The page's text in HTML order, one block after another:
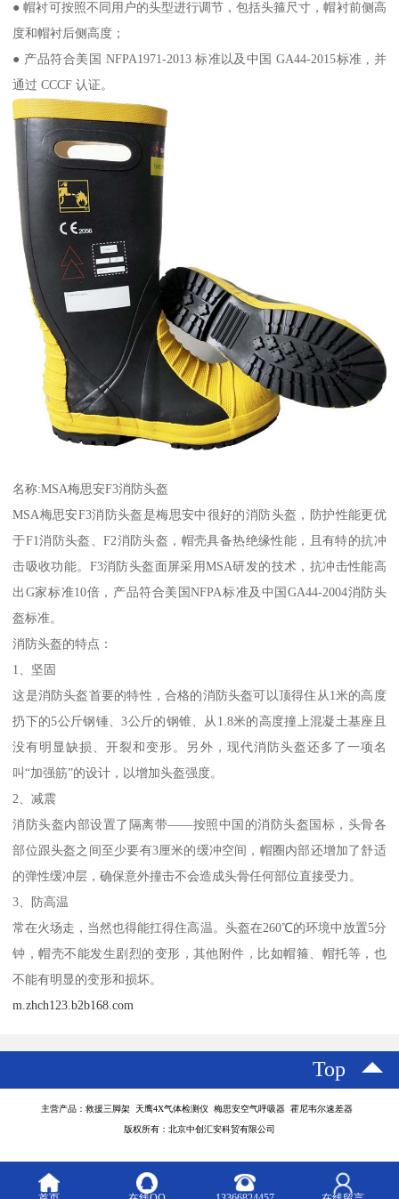
● 帽衬可按照不同用户的头型进行调节，包括头箍尺寸，帽衬前侧高
度和帽衬后侧高度；
● 产品符合美国 NFPA1971-2013 标准以及中国 GA44-2015标准 , 并
通过 CCCF 认证。
名称:MSA梅思安F3消防头盔
MSA梅思安F3消防头盔是梅思安中很好的消防头盔，防护性能更优
于F1消防头盔、F2消防头盔，帽壳具备热绝缘性能，且有特的抗冲
击吸收功能。F3消防头盔面屏采用MSA研发的技术，抗冲击性能高
出G家标准10倍，产品符合美国NFPA标准及中国GA44-2004消防头
盔标准。
消防头盔的特点：
1、坚固
这是消防头盔首要的特性，合格的消防头盔可以顶得住从1米的高度
扔下的5公斤钢锤、3公斤的钢锥、从1.8米的高度撞上混凝土基座且
没有明显缺损、开裂和变形。另外，现代消防头盔还多了一项名
叫“加强筋”的设计，以增加头盔强度。
2、减震
消防头盔内部设置了隔离带——按照中国的消防头盔国标，头骨各
部位跟头盔之间至少要有3厘米的缓冲空间，帽圈内部还增加了舒适
的弹性缓冲层，确保意外撞击不会造成头骨任何部位直接受力。
3、防高温
常在火场走，当然也得能扛得住高温。头盔在260℃的环境中放置5分
钟，帽壳不能发生剧烈的变形，其他附件，比如帽箍、帽托等，也
不能有明显的变形和损坏。
m.zhch123.b2b168.com
Top
主营产品：救援三脚架 天鹰4X气体检测仪 梅思安空气呼吸器 霍尼韦尔速差器
版权所有：北京中创汇安科贸有限公司